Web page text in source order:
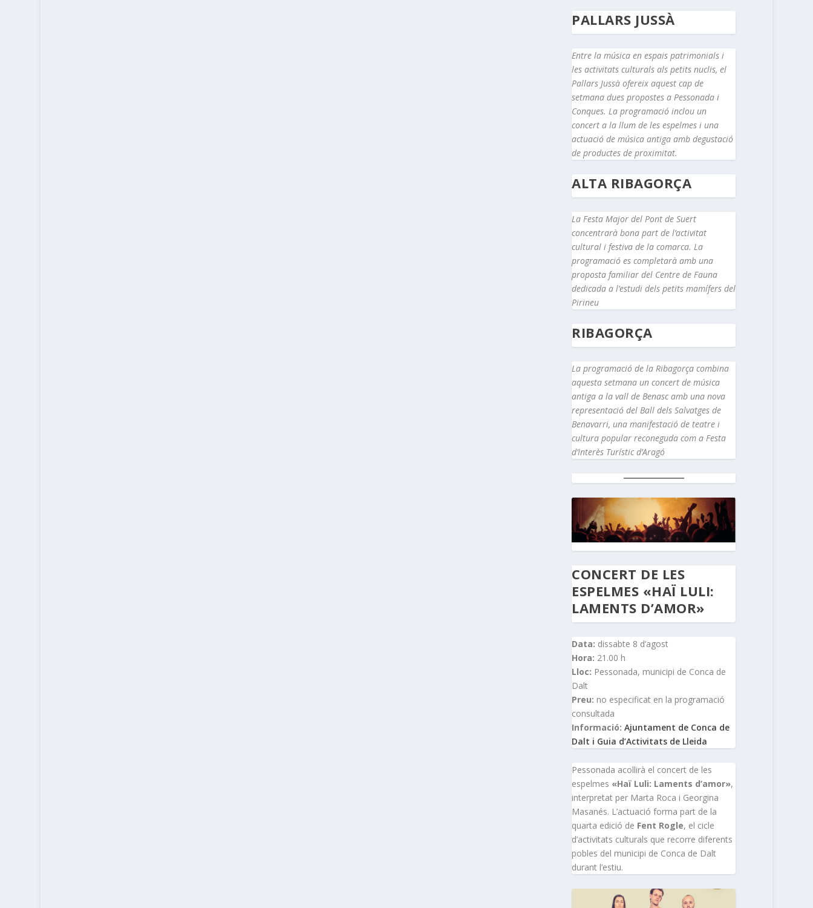
PALLARS JUSSÀ
Entre la música en espais patrimonials i
les activitats culturals als petits nuclis, el
Pallars Jussà ofereix aquest cap de
setmana dues propostes a Pessonada i
Conques. La programació inclou un
concert a la llum de les espelmes i una
actuació de música antiga amb degustació
de productes de proximitat.
ALTA RIBAGORÇA
La Festa Major del Pont de Suert
concentrarà bona part de l’activitat
cultural i festiva de la comarca. La
programació es completarà amb una
proposta familiar del Centre de Fauna
dedicada a l’estudi dels petits mamífers del
Pirineu
RIBAGORÇA
La programació de la Ribagorça combina
aquesta setmana un concert de música
antiga a la vall de Benasc amb una nova
representació del Ball dels Salvatges de
Benavarri, una manifestació de teatre i
cultura popular reconeguda com a Festa
d’Interès Turístic d’Aragó
CONCERT DE LES
ESPELMES «HAÏ LULI:
LAMENTS D’AMOR»
Data: dissabte 8 d’agost
Hora: 21.00 h
Lloc: Pessonada, municipi de Conca de
Dalt
Preu: no especificat en la programació
consultada
Informació: Ajuntament de Conca de
Dalt i Guia d’Activitats de Lleida
Pessonada acollirà el concert de les
espelmes «Haï Luli: Laments d’amor»,
interpretat per Marta Roca i Georgina
Masanés. L’actuació forma part de la
quarta edició de Fent Rogle, el cicle
d’activitats culturals que recorre diferents
pobles del municipi de Conca de Dalt
durant l’estiu.